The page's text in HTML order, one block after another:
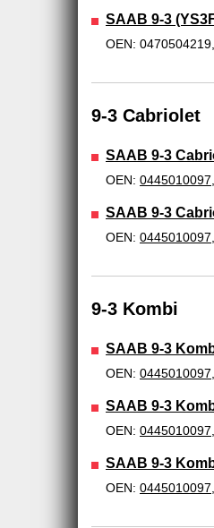
SAAB 9-3
OEN:
9-3 Cabriolet
SAAB 9-3
OEN: 0445010097
SAAB 9-3
OEN: 0445010097
9-3 Kombi
SAAB 9-3
OEN: 0445010097
SAAB 9-3
OEN: 0445010097
SAAB 9-3
OEN: 0445010097